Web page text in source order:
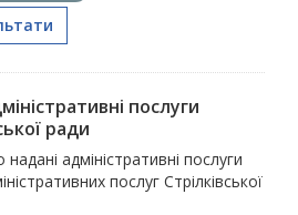
послуги
ради
адміністративні послуги
послуг Стрілківської